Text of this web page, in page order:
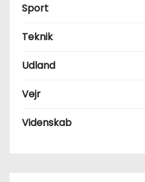
Sport
Teknik
Udland
Vejr
Videnskab